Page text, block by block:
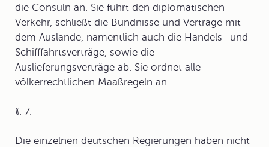
die Consuln an. Sie führt den diplomatischen
Verkehr, schließt die Bündnisse und Verträge mit
dem Auslande, namentlich auch die Handels- und
Schifffahrtsverträge, sowie die
Auslieferungsverträge ab. Sie ordnet alle
völkerrechtlichen Maaßregeln an.
§. 7.
Die einzelnen deutschen Regierungen haben nicht